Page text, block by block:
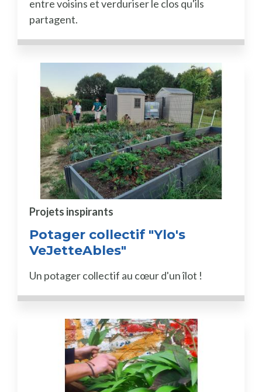
entre voisins et verduriser le clos qu'ils
partagent.
Potager collectif "Ylo's
VeJetteAbles"
Projets inspirants
Un potager collectif au cœur d'un îlot !